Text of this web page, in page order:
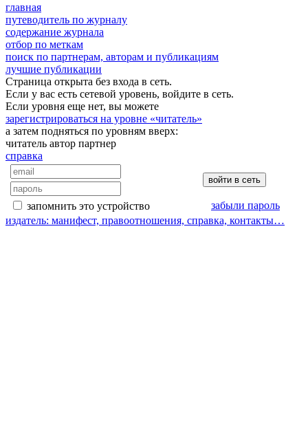
главная
путеводитель по журналу
содержание журнала
отбор по меткам
поиск по партнерам, авторам и публикациям
лучшие публикации
Страница открыта без входа в сеть.
Если у вас есть сетевой уровень, войдите в сеть.
Если уровня еще нет, вы можете
зарегистрироваться на уровне «читатель»
а затем подняться по уровням вверх:
читатель автор партнер
справка
запомнить это устройство
забыли пароль
издатель: манифест, правоотношения, справка, контакты…